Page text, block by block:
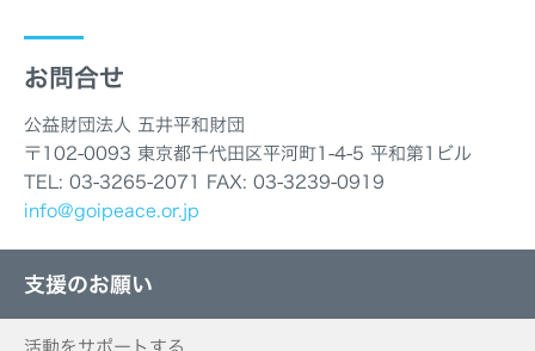
お問合せ
公益財団法人 五井平和財団
〒102-0093 東京都千代田区平河町1-4-5 平和第1ビル
TEL: 03-3265-2071 FAX: 03-3239-0919
info@goipeace.or.jp
支援のお願い
活動をサポートする